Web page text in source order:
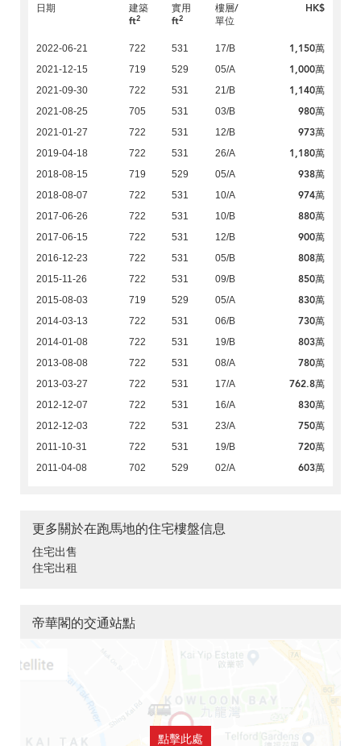
日期
建築
ft2
實用
ft2
樓層/
單位
HK$
2022-06-21 722 531 17/B 1,150萬
2021-12-15 719 529 05/A 1,000萬
2021-09-30 722 531 21/B 1,140萬
2021-08-25 705 531 03/B 980萬
2021-01-27 722 531 12/B 973萬
2019-04-18 722 531 26/A 1,180萬
2018-08-15 719 529 05/A 938萬
2018-08-07 722 531 10/A 974萬
2017-06-26 722 531 10/B 880萬
2017-06-15 722 531 12/B 900萬
2016-12-23 722 531 05/B 808萬
2015-11-26 722 531 09/B 850萬
2015-08-03 719 529 05/A 830萬
2014-03-13 722 531 06/B 730萬
2014-01-08 722 531 19/B 803萬
2013-08-08 722 531 08/A 780萬
2013-03-27 722 531 17/A 762.8萬
2012-12-07 722 531 16/A 830萬
2012-12-03 722 531 23/A 750萬
2011-10-31 722 531 19/B 720萬
2011-04-08 702 529 02/A 603萬
更多關於在跑馬地的住宅樓盤信息
住宅出售
住宅出租
帝華閣的交通站點
點擊此處